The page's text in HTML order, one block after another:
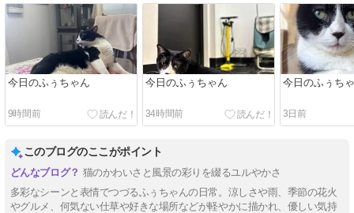
今日のふぅちゃん
9時間前
今日のふぅちゃん
34時間前
今日のふぅち
3日前
このブログのここがポイント
猫のかわいさと風景の彩りを綴るユルやかさ
多彩なシーンと表情でつづるふぅちゃんの日常。涼しさや雨、季節の花火
やグルメ、何気ない仕草や好きな場所などが軽やかに描かれ、優しい気持